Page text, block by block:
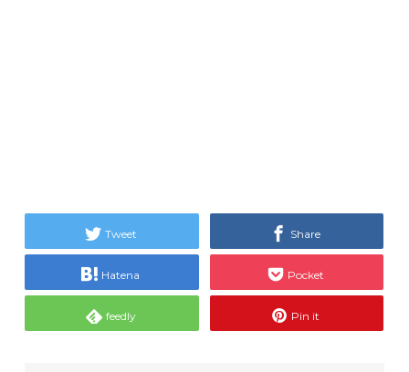
Tweet Share
Hatena Pocket
feedly Pin it